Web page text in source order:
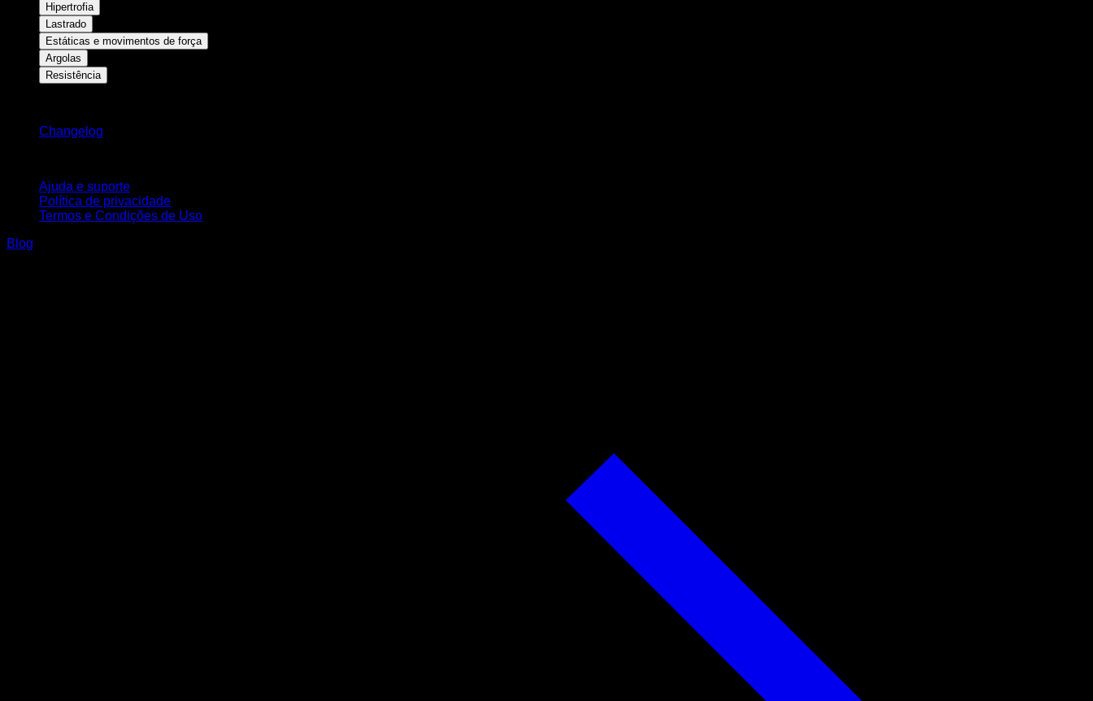
Hipertrofia
Lastrado
Estáticas e movimentos de força
Argolas
Resistência
Changelog
Ajuda e suporte
Política de privacidade
Termos e Condições de Uso
Blog